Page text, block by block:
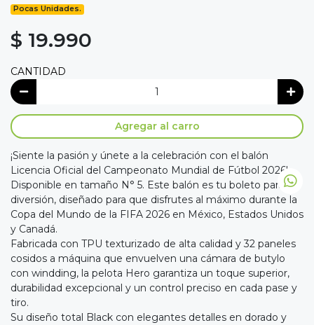
Pocas Unidades.
$ 19.990
CANTIDAD
Agregar al carro
¡Siente la pasión y únete a la celebración con el balón
Licencia Oficial del Campeonato Mundial de Fútbol 2026!
Disponible en tamaño N° 5. Este balón es tu boleto para la
diversión, diseñado para que disfrutes al máximo durante la
Copa del Mundo de la FIFA 2026 en México, Estados Unidos
y Canadá.
Fabricada con TPU texturizado de alta calidad y 32 paneles
cosidos a máquina que envuelven una cámara de butylo
con windding, la pelota Hero garantiza un toque superior,
durabilidad excepcional y un control preciso en cada pase y
tiro.
Su diseño total Black con elegantes detalles en dorado y